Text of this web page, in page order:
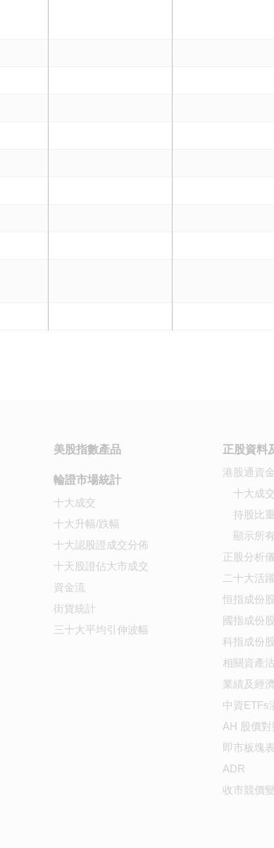
美股指數產品
輪證市場統計
十大成交
十大升幅/跌幅
十大認股證成交分佈
十天股證佔大市成交
資金流
街貨統計
三十大平均引伸波幅
正股資料
港股通資
十大成交
持股比重
顯示所
正股分析儀
二十大活
恒指成份股
國指成份股
科指成份股
相關資產
業績及經
中資ETFs
AH 股價對
即市板塊
ADR
收市競價